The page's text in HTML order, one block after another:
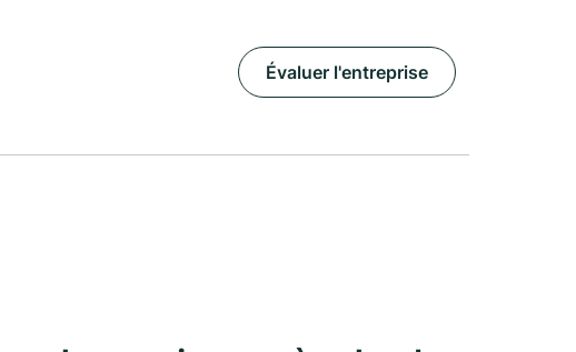
Évaluer l'entreprise